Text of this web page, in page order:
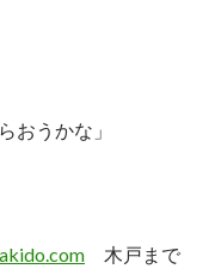
おうかな」
木戸まで